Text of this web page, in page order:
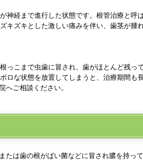
神経まで進行した状態です。根管治療と呼
キズキとした激しい痛みを伴い、歯茎が腫
っこまで虫歯に冒され、歯がほとんど残っ
ロな状態を放置してしまうと、治療期間も
へご相談ください。
たは歯の根がばい菌などに冒され膿を持っ